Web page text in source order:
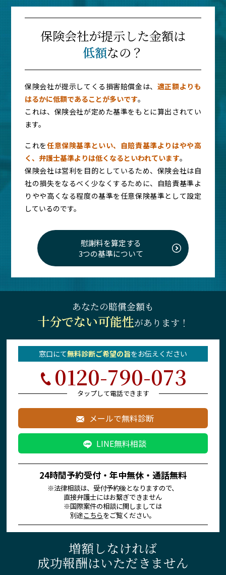
保険会社が提示した金額は
低額なの？
保険会社が提示してくる損害賠償金は、 適正額よりも
はるかに低額であることが多いです。
これは、保険会社が定めた基準をもとに算出されてい
ます。
これを任意保険基準といい、自賠責基準よりはやや高
く、弁護士基準よりは低くなるといわれています。
保険会社は営利を目的としているため、保険会社は自
社の損失をなるべく少なくするために、自賠責基準よ
りやや高くなる程度の基準を任意保険基準として設定
しているのです。
慰謝料を算定する
3つの基準について
あなたの賠償金額も
十分でない可能性があります！
窓口にて無料診断ご希望の旨をお伝えください
0120-790-073
タップして電話できます
メールで無料診断
LINE無料相談
24時間予約受付・年中無休・通話無料
※法律相談は、受付予約後となりますので、
直接弁護士にはお繋ぎできません
※国際案件の相談に関しましては
別途こちらをご覧ください。
増額しなければ
成功報酬はいただきません